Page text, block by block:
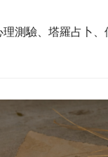
測驗、塔羅占卜